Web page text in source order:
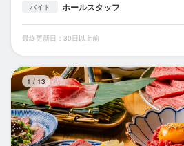
バイト ホールスタッフ
最終更新日：30日以上前
1 / 13